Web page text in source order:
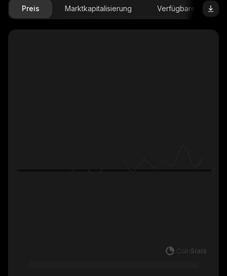
Preis Marktkapitalisierung Verfügbare Menge